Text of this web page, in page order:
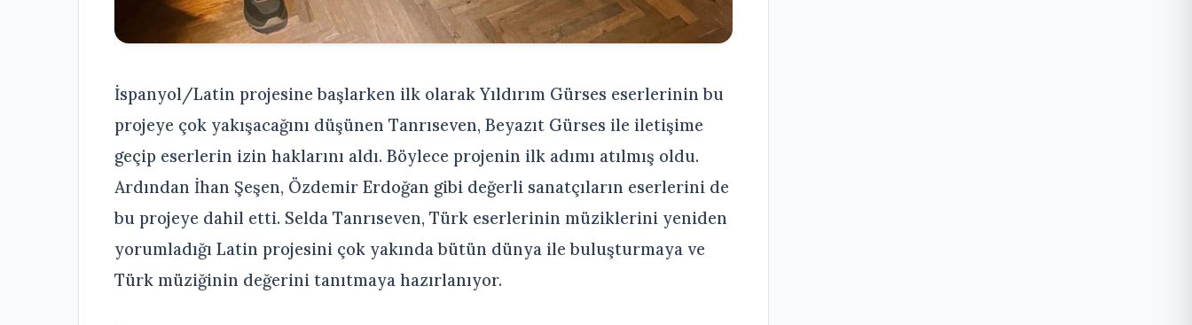
İspanyol/Latin projesine başlarken ilk olarak Yıldırım Gürses eserlerinin bu
projeye çok yakışacağını düşünen Tanrıseven, Beyazıt Gürses ile iletişime
geçip eserlerin izin haklarını aldı. Böylece projenin ilk adımı atılmış oldu.
Ardından İhan Şeşen, Özdemir Erdoğan gibi değerli sanatçıların eserlerini de
bu projeye dahil etti. Selda Tanrıseven, Türk eserlerinin müziklerini yeniden
yorumladığı Latin projesini çok yakında bütün dünya ile buluşturmaya ve
Türk müziğinin değerini tanıtmaya hazırlanıyor.